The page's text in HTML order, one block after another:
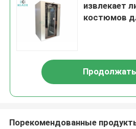
извлекает
костюмов
Продолжать
Порекомендованные